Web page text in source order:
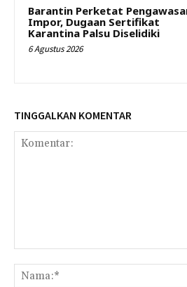
Barantin Perketat
Impor, Dugaan Sertifikat
Karantina Palsu Diselidiki
6 Agustus 2026
TINGGALKAN KOMENTAR